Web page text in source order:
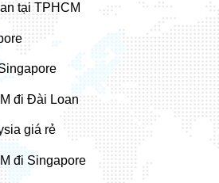
tại TPHCM
đi Đài Loan
giá rẻ
đi Singapore